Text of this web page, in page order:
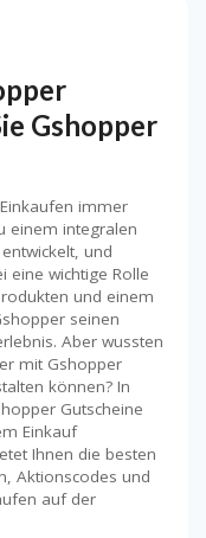
Gshopper
immer
einem integralen
und
eine wichtige Rolle
und einem
seinen
Aber wussten
mit Gshopper
können? In
Gutscheine
Einkauf
Ihnen die besten
Aktionscodes und
auf der